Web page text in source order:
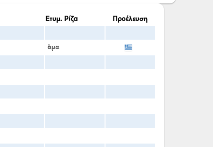
Ετυμ. Ρίζα Προέλευση
ἅμα